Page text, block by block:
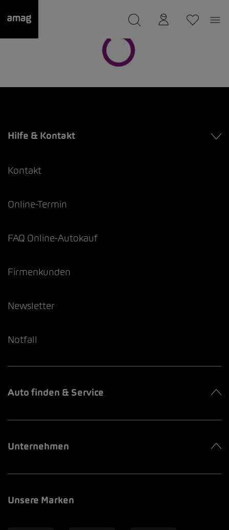
wurde als Ihre Garage gespeichert.
Hilfe & Kontakt
Kontakt
Online-Termin
FAQ Online-Autokauf
Firmenkunden
Newsletter
Notfall
Auto finden & Service
Unternehmen
Unsere Marken